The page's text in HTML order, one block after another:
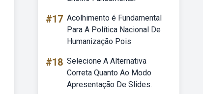
#17 Acolhimento é Fundamental
Para A Política Nacional De
Humanização Pois
#18 Selecione A Alternativa
Correta Quanto Ao Modo
Apresentação De Slides.